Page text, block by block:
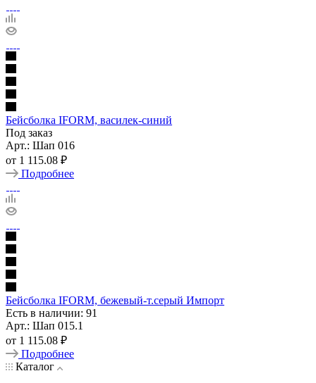
Бейсболка IFORM, василек-синий
Под заказ
Арт.: Шап 016
от 1 115.08 ₽
Подробнее
Бейсболка IFORM, бежевый-т.серый Импорт
Есть в наличии: 91
Арт.: Шап 015.1
от 1 115.08 ₽
Подробнее
Каталог